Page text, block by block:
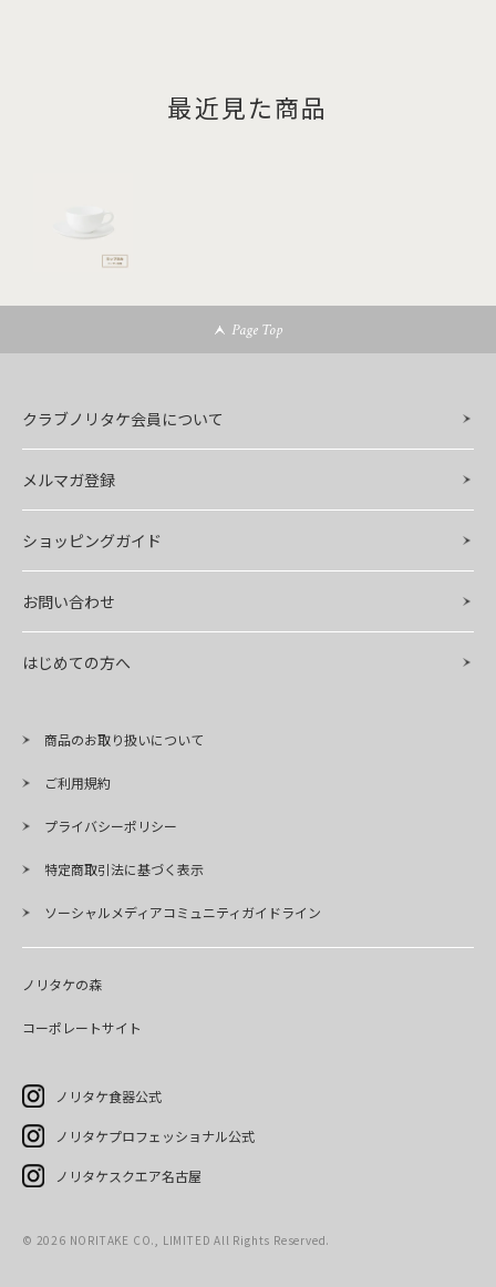
最近見た商品
Page Top
クラブノリタケ会員について
メルマガ登録
ショッピングガイド
お問い合わせ
はじめての方へ
商品のお取り扱いについて
ご利用規約
プライバシーポリシー
特定商取引法に基づく表示
ソーシャルメディアコミュニティガイドライン
ノリタケの森
コーポレートサイト
ノリタケ食器公式
ノリタケプロフェッショナル公式
ノリタケスクエア名古屋
© 2026 NORITAKE CO., LIMITED All Rights Reserved.